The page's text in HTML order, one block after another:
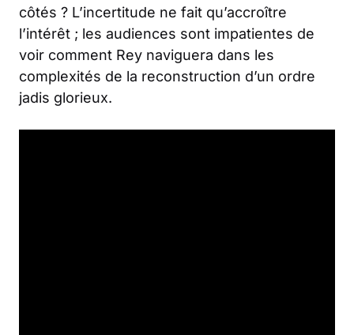
côtés ? L’incertitude ne fait qu’accroître
l’intérêt ; les audiences sont impatientes de
voir comment Rey naviguera dans les
complexités de la reconstruction d’un ordre
jadis glorieux.